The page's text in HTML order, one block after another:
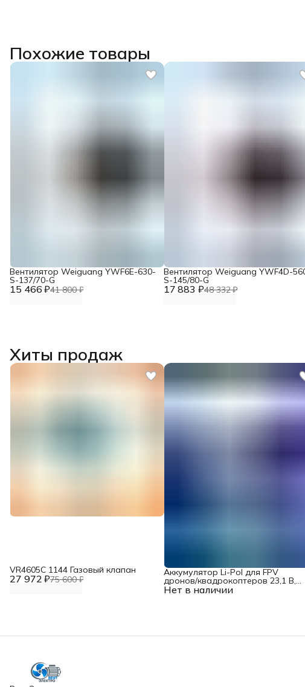
Похожие товары
15 466 ₽41 800 ₽
Вентилятор Weiguang YWF6E-630-
S-137/70-G
17 883 ₽48 332 ₽
Вентилятор Weiguang YWF4D-
S-145/80-G
Хиты продаж
27 972 ₽75 600 ₽
VR4605С 1144 Газовый клапан
Нет в наличии
Аккумулятор Li-Pol для FPV
дронов/квадрокоптеров 23,1 В,
10000 мАч, 370 ВТ